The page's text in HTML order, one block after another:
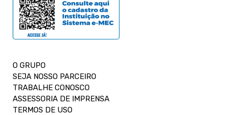
O GRUPO
SEJA NOSSO PARCEIRO
TRABALHE CONOSCO
ASSESSORIA DE IMPRENSA
TERMOS DE USO